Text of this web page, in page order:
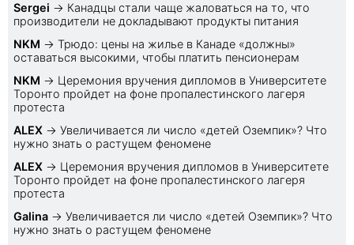
Sеrgei → Канадцы стали чаще жаловаться на то, что
производители не докладывают продукты питания
NKM → Трюдо: цены на жилье в Канаде «должны»
оставаться высокими, чтобы платить пенсионерам
NKM → Церемония вручения дипломов в Университете
Торонто пройдет на фоне пропалестинского лагеря
протеста
ALEX → Увеличивается ли число «детей Оземпик»? Что
нужно знать о растущем феномене
ALEX → Церемония вручения дипломов в Университете
Торонто пройдет на фоне пропалестинского лагеря
протеста
Galina → Увеличивается ли число «детей Оземпик»? Что
нужно знать о растущем феномене